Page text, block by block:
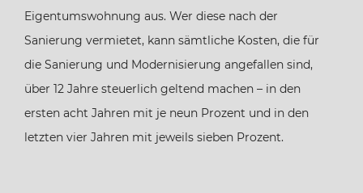
Eigentumswohnung aus. Wer diese nach der
Sanierung vermietet, kann sämtliche Kosten, die für
die Sanierung und Modernisierung angefallen sind,
über 12 Jahre steuerlich geltend machen – in den
ersten acht Jahren mit je neun Prozent und in den
letzten vier Jahren mit jeweils sieben Prozent.